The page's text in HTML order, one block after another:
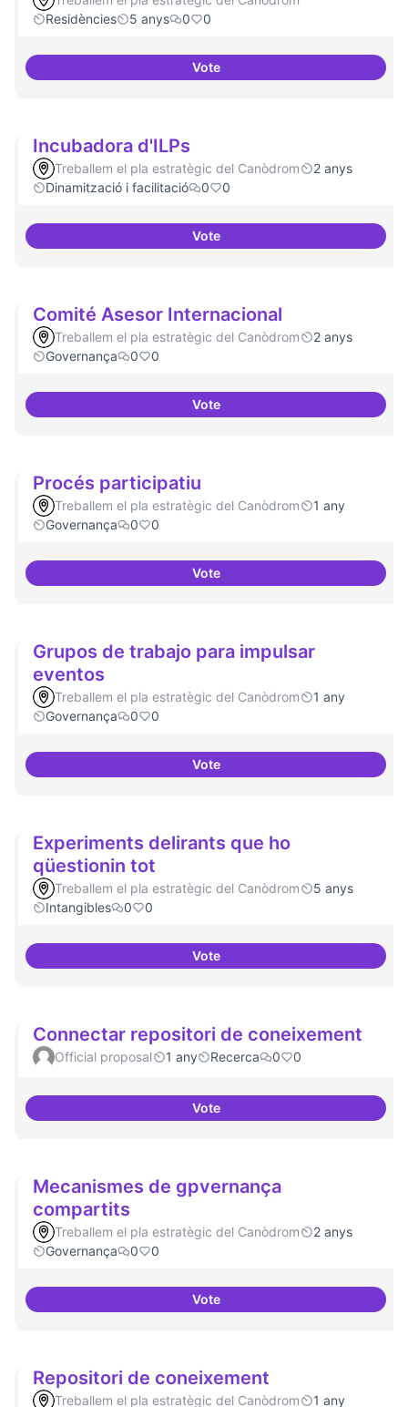
Residències
5 anys 0 0
VoteCanòdrom com a espai de
Incubadora d'ILPs
Treballem el pla estratègic del Canòdrom
2 anys
Dinamització i facilitació
0 0
VoteIncubadora d'ILPs
Comité Asesor Internacional
Treballem el pla estratègic del Canòdrom
2 anys
Governança
0 0
VoteComité Asesor Internacional
Procés participatiu
Treballem el pla estratègic del Canòdrom
1 any
Governança
0 0
VoteProcés participatiu
Grupos de trabajo para impulsar
eventos
Treballem el pla estratègic del Canòdrom
1 any
Governança
0 0
VoteGrupos de trabajo para
Experiments delirants que ho
qüestionin tot
Treballem el pla estratègic del Canòdrom
5 anys
Intangibles
0 0
VoteExperiments delirants que ho
Connectar repositori de coneixement
Official proposal 1 any Recerca 0 0
VoteConnectar repositori de
Mecanismes de gpvernança
compartits
Treballem el pla estratègic del Canòdrom
2 anys
Governança
0 0
VoteMecanismes de gpvernança
Repositori de coneixement
Treballem el pla estratègic del Canòdrom 1 any